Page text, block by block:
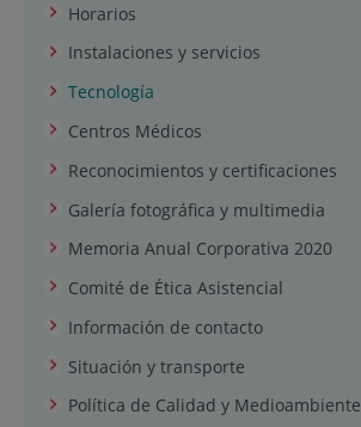
Horarios
Instalaciones y servicios
Tecnología
Centros Médicos
Reconocimientos y certificaciones
Galería fotográfica y multimedia
Memoria Anual Corporativa 2020
Comité de Ética Asistencial
Información de contacto
Situación y transporte
Política de Calidad y Medioambiente